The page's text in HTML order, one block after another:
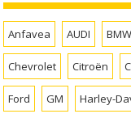
Anfavea AUDI BMW
Chevrolet Citroën
Ford GM Harley-